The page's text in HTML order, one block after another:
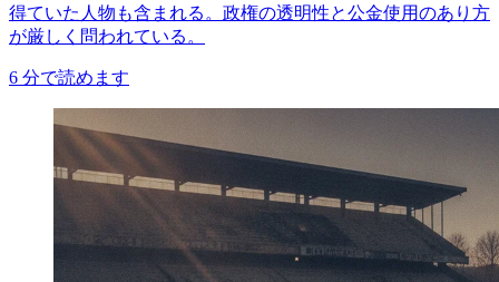
得ていた人物も含まれる。政権の透明性と公金使用のあり方
が厳しく問われている。
6 分で読めます